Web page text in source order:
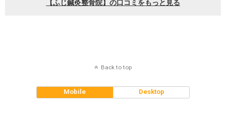
Back to top
Mobile Desktop